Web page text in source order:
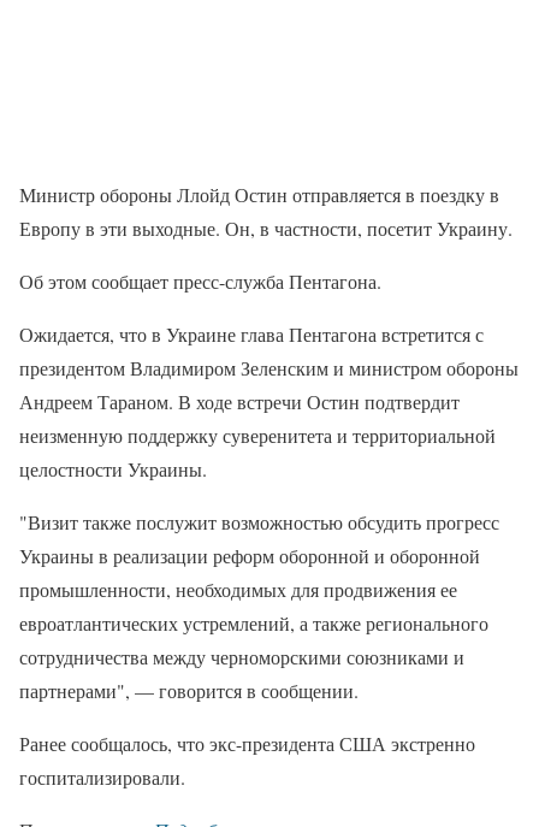
Министр обороны Ллойд Остин отправляется в поездку в
Европу в эти выходные. Он, в частности, посетит Украину.
Об этом сообщает пресс-служба Пентагона.
Ожидается, что в Украине глава Пентагона встретится с
президентом Владимиром Зеленским и министром обороны
Андреем Тараном. В ходе встречи Остин подтвердит
неизменную поддержку суверенитета и территориальной
целостности Украины.
"Визит также послужит возможностью обсудить прогресс
Украины в реализации реформ оборонной и оборонной
промышленности, необходимых для продвижения ее
евроатлантических устремлений, а также регионального
сотрудничества между черноморскими союзниками и
партнерами", — говорится в сообщении.
Ранее сообщалось, что экс-президента США экстренно
госпитализировали.